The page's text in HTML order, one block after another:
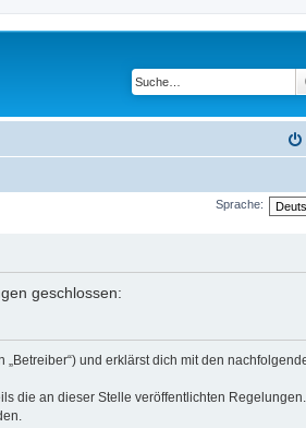
Sprache:
geschlossen:
und erklärst dich mit den
die an dieser Stelle veröffentlichten Regelungen.